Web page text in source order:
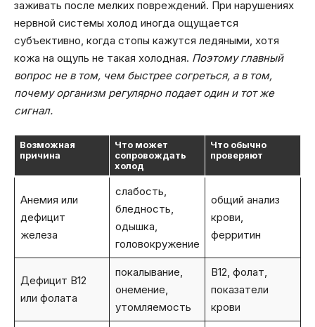
заживать после мелких повреждений. При нарушениях
нервной системы холод иногда ощущается
субъективно, когда стопы кажутся ледяными, хотя
кожа на ощупь не такая холодная. Поэтому главный
вопрос не в том, чем быстрее согреться, а в том,
почему организм регулярно подает один и тот же
сигнал.
Возможная
причина
Что может
сопровождать
холод
Что обычно
проверяют
Анемия или
дефицит
железа
слабость,
бледность,
одышка,
головокружение
общий анализ
крови,
ферритин
Дефицит B12
или фолата
покалывание,
онемение,
утомляемость
B12, фолат,
показатели
крови